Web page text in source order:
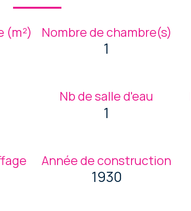
(m²) Nombre de chambre(s)
1
Nb de salle d'eau
1
Année de construction
1930